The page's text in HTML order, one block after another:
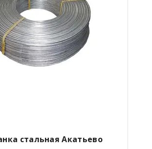
стальная Акатьево